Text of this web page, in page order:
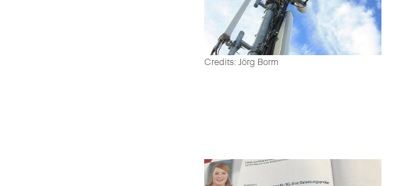
Credits: Jörg Borm